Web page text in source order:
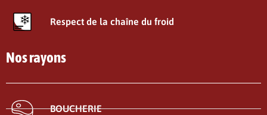
Respect de la chaîne du froid
Nos rayons
BOUCHERIE